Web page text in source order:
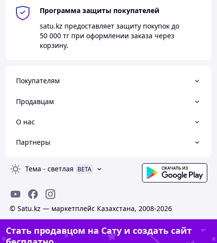
Программа защиты покупателей
satu.kz предоставляет защиту покупок до
50 000 тг при оформлении заказа через
корзину.
Покупателям
Продавцам
О нас
Партнеры
Тема - светлая BETA
© Satu.kz — маркетплейс Казахстана, 2008-2026
Стать продавцом на Сату и создать сайт